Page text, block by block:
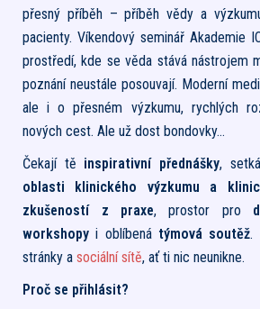
přesný příběh – příběh vědy a
pacienty. Víkendový seminář Akademie
prostředí, kde se věda stává nástrojem
poznání neustále posouvají. Moderní
ale i o přesném výzkumu, rychlých
nových cest. Ale už dost bondovky…
Čekají tě inspirativní přednášky,
oblasti klinického výzkumu a
zkušeností z praxe, prostor pro
workshopy i oblíbená týmová soutěž.
stránky a sociální sítě, ať ti nic neunikne.
Proč se přihlásit?